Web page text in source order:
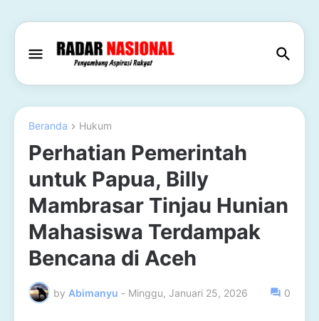
Beranda Hukum
Perhatian Pemerintah
untuk Papua, Billy
Mambrasar Tinjau Hunian
Mahasiswa Terdampak
Bencana di Aceh
by Abimanyu - Minggu, Januari 25, 2026 0